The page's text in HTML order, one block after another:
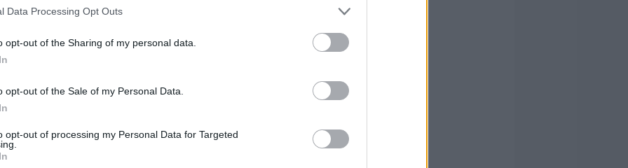
Data Processing Opt Outs
opt-out of the Sharing of my personal data.
opt-out of the Sale of my Personal Data.
opt-out of processing my Personal Data for Targeted
atender y reparar daños en infraestructuras,
alcantarillado, cementerios, instalaciones
farolas y bancos, además de las labores de
publicada en el Boletín Oficial de la Junta de
está abierta con el requisito de que no se agote
subvenciones municipios de Almería, con 12
Cádiz, 3 y una cuantía de 143.936 euros;
Granada, 15 y un importe de 1.085.152 euros;